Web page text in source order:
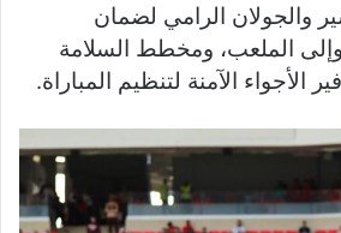
والجولان الرامي لضمان
وإلى الملعب، ومخطط السلامة
الأجواء الآمنة لتنظيم المباراة.